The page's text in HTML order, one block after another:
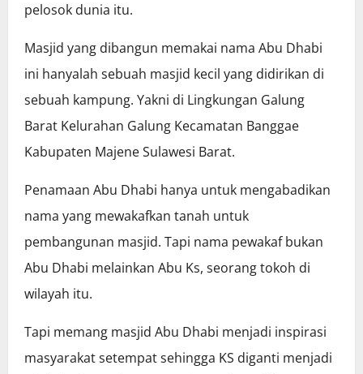
pelosok dunia itu.
Masjid yang dibangun memakai nama Abu Dhabi
ini hanyalah sebuah masjid kecil yang didirikan di
sebuah kampung. Yakni di Lingkungan Galung
Barat Kelurahan Galung Kecamatan Banggae
Kabupaten Majene Sulawesi Barat.
Penamaan Abu Dhabi hanya untuk mengabadikan
nama yang mewakafkan tanah untuk
pembangunan masjid. Tapi nama pewakaf bukan
Abu Dhabi melainkan Abu Ks, seorang tokoh di
wilayah itu.
Tapi memang masjid Abu Dhabi menjadi inspirasi
masyarakat setempat sehingga KS diganti menjadi